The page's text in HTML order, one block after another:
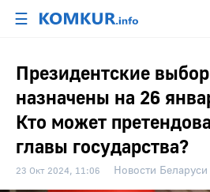
☰
Президентские
назначены на 26
Кто может
главы государства?
23 Окт 2024, 11:06 Новости Беларуси